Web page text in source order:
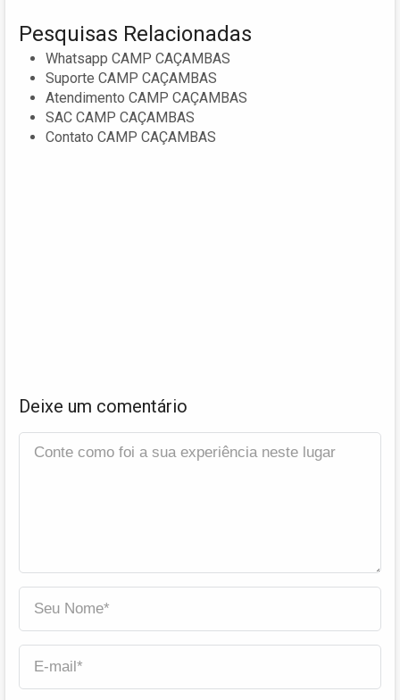
Pesquisas Relacionadas
Whatsapp CAMP CAÇAMBAS
Suporte CAMP CAÇAMBAS
Atendimento CAMP CAÇAMBAS
SAC CAMP CAÇAMBAS
Contato CAMP CAÇAMBAS
Deixe um comentário